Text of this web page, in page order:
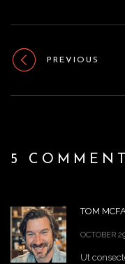
PREVIOUS
5
TOM
OCTOBER
Ut